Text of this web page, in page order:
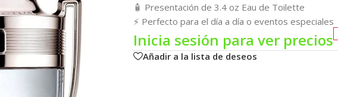
🧴 Presentación de 3.4 oz Eau de Toilette
⚡ Perfecto para el día a día o eventos especiales
Inicia sesión para ver precios
Añadir a la lista de deseos